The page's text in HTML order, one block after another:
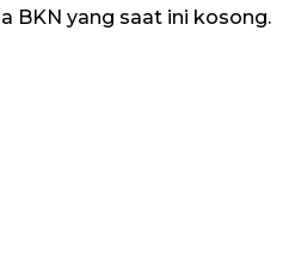
BKN yang saat ini kosong.